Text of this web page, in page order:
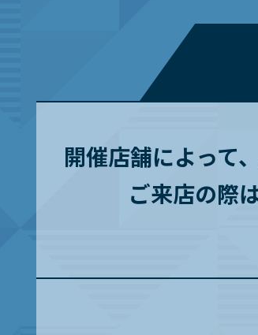
開催店舗によって
ご来店の際